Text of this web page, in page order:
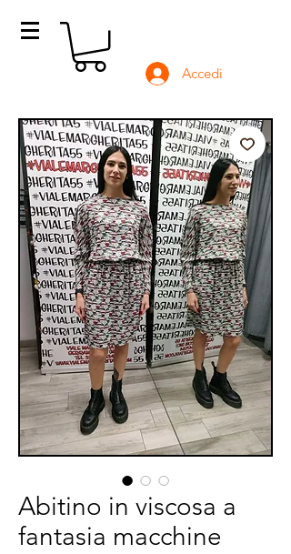
Accedi
Abitino in viscosa a
fantasia macchine